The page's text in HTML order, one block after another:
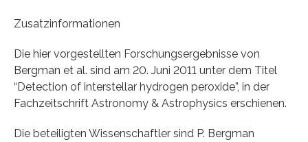
Zusatzinformationen
Die hier vorgestellten Forschungsergebnisse von
Bergman et al. sind am 20. Juni 2011 unter dem Titel
“Detection of interstellar hydrogen peroxide”, in der
Fachzeitschrift Astronomy & Astrophysics erschienen.
Die beteiligten Wissenschaftler sind P. Bergman